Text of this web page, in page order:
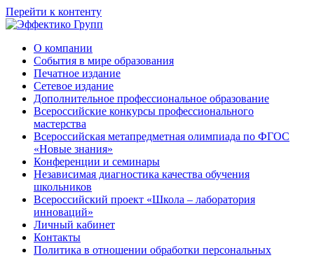
Перейти к контенту
О компании
События в мире образования
Печатное издание
Сетевое издание
Дополнительное профессиональное образование
Всероссийские конкурсы профессионального
мастерства
Всероссийская метапредметная олимпиада по ФГОС
«Новые знания»
Конференции и семинары
Независимая диагностика качества обучения
школьников
Всероссийский проект «Школа – лаборатория
инноваций»
Личный кабинет
Контакты
Политика в отношении обработки персональных